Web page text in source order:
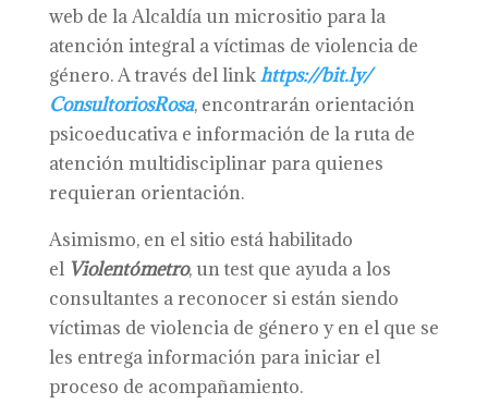
web de la Alcaldía un micrositio para la
atención integral a víctimas de violencia de
género. A través del linkhttps://bit.ly/
ConsultoriosRosa, encontrarán orientación
psicoeducativa e información de la ruta de
atención multidisciplinar para quienes
requieran orientación.
Asimismo, en el sitio está habilitado
el Violentómetro, un test que ayuda a los
consultantes a reconocer si están siendo
víctimas de violencia de género y en el que se
les entrega información para iniciar el
proceso de acompañamiento.